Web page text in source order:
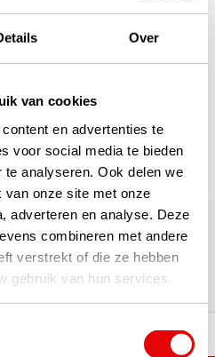
Over
van cookies
en advertenties te
voor social media te bieden
analyseren. Ook delen we
van onze site met onze
adverteren en analyse. Deze
combineren met andere
verstrekt of die ze hebben
gebruik van hun services.
1 van 1
1
| Trusted Shops, TrustPilot,
aan het
Vóór 15:00 besteld,